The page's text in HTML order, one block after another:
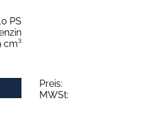
PS
cm³
Preis:
MWSt: